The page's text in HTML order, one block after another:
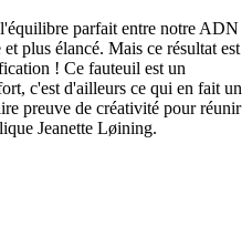
parfait entre notre ADN
plus élancé. Mais ce résultat est
! Ce fauteuil est un
c'est d'ailleurs ce qui en fait un
preuve de créativité pour réunir
Jeanette Løining.